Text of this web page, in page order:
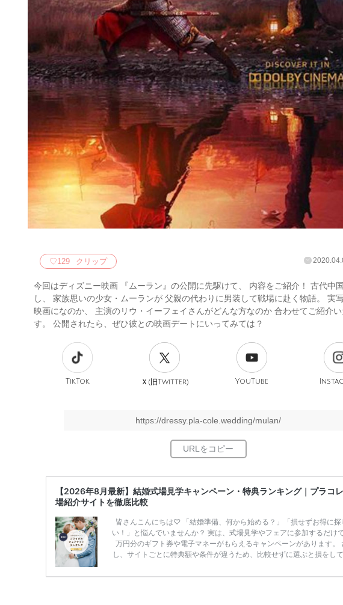
♡129 クリップ
今回はディズニー映画 『ムーラン』の公開に先駆けて、 内容をご紹介！ 古代中
し、 家族思いの少女・ムーランが 父親の代わりに男装して戦場に赴く物語。 実
映画になのか、 主演のリウ・イーフェイさんがどんな方なのか 合わせてご紹介い
す。 公開されたら、ぜひ彼との映画デートにいってみては？
TikTok Ｘ(旧Twitter) YouTube
https://dressy.pla-cole.wedding/mulan/
【2026年8月最新】結婚式場見学キャンペーン・特典ランキング｜プラコ
場紹介サイトを徹底比較
皆さんこんにちは♡ 「結婚準備、何から始める？」「損せずお得に探
い！」と悩んでいませんか？ 実は、式場見学やフェアに参加するだけ
万円分のギフト券や電子マネーがもらえるキャンペーンがあります。
し、サイトごとに特典額や条件が違うため、比較せずに選ぶと損をし
ンペーン特典ランキングを公開！ 比較サイト：プラコレ、ゼクシィ、